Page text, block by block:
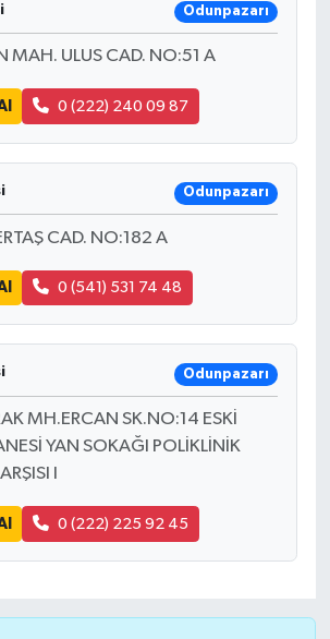
Odunpazarı
MAH. ULUS CAD. NO:51 A
0 (222) 240 09 87
Odunpazarı
CAD. NO:182 A
0 (541) 531 74 48
Odunpazarı
MH.ERCAN SK.NO:14 ESKİ
YAN SOKAĞI POLİKLİNİK
I
0 (222) 225 92 45